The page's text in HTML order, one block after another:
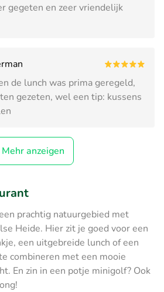
gegeten en zeer vriendelijk
de lunch was prima geregeld,
gezeten, wel een tip: kussens
Mehr anzeigen
prachtig natuurgebied met
Heide. Hier zit je goed voor een
een uitgebreide lunch of een
combineren met een mooie
En zin in een potje minigolf? Ook